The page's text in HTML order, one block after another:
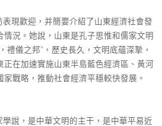
現歡迎，并簡要介紹了山東經濟社會發
情況。她說，山東是孔子思惟和儒家文明
禮儀之邦”，歷史長久，文明底蘊深摯，
正在加速實施山東半島藍色經濟區、黃河
戰略，推動社會經濟平穩較快發展。
說，是中華文明的主干，是中華平易近